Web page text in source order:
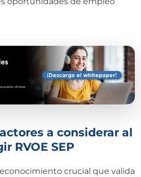
a considerar al
RVOE SEP
crucial que valida